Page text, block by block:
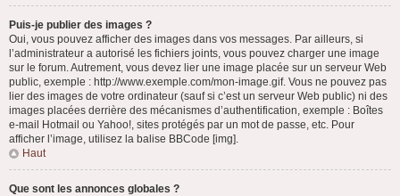
Puis-je publier des images ?
Oui, vous pouvez afficher des images dans vos messages. Par ailleurs, si
l’administrateur a autorisé les fichiers joints, vous pouvez charger une image
sur le forum. Autrement, vous devez lier une image placée sur un serveur Web
public, exemple : http://www.exemple.com/mon-image.gif. Vous ne pouvez pas
lier des images de votre ordinateur (sauf si c’est un serveur Web public) ni des
images placées derrière des mécanismes d’authentification, exemple : Boîtes
e-mail Hotmail ou Yahoo!, sites protégés par un mot de passe, etc. Pour
afficher l’image, utilisez la balise BBCode [img].
Haut
Que sont les annonces globales ?